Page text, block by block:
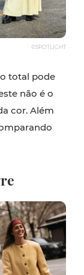
©SPOTLIGHT
total pode
não é o
cor. Além